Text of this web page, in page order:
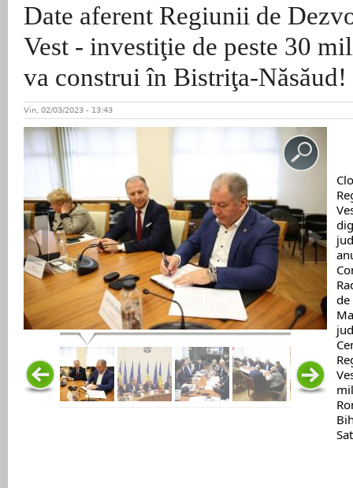
Date aferent Regiunii de
Vest - investiţie de peste 30
va construi în Bistriţa-Năsăud!
Vin, 02/03/2023 - 13:43